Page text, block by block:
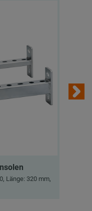
Länge: 320 mm,